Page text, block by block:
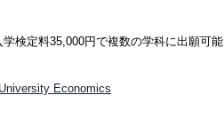
検定料35,000円で複数の学科に出願可
Economics